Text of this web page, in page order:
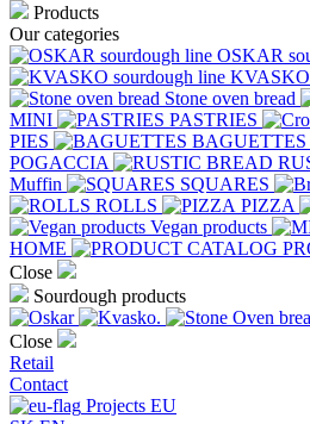
Products
Our categories
OSKAR
KVASKO
Stone oven bread
MINI
PASTRIES
PIES
BAGUETTES
POGACCIA
Muffin
SQUARES
ROLLS
PIZZA
Vegan products
HOME
Close
Sourdough products
Close
Retail
Contact
Projects EU